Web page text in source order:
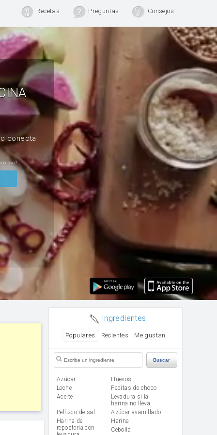
Recetas Preguntas Consejos
conecta
nuevo?
Ingredientes
Populares Recientes Me gustan
Buscar
Azúcar
huevos
leche
Pepitas de choco
aceite
Levadura si la
harina no lleva
Pellizco de sal
Azúcar avainillado
Harina de
reposteria con
harina
cebolla